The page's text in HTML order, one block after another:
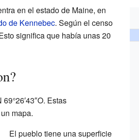
en el estado de Maine, en
de Kennebec. Según el censo
significa que había unas 20
Estas
mapa.
El pueblo tiene una superficie